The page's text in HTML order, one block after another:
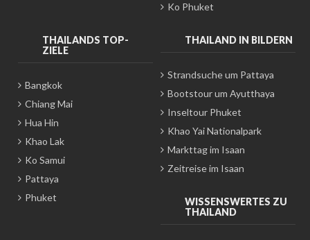
Ko Phuket
THAILANDS TOP-
ZIELE
Bangkok
Chiang Mai
Hua Hin
Khao Lak
Ko Samui
Pattaya
Phuket
THAILAND IN BILDERN
Strandsuche um Pattaya
Bootstour um Ayutthaya
Inseltour Phuket
Khao Yai Nationalpark
Markttag im Isaan
Zeitreise im Isaan
WISSENSWERTES ZU
THAILAND